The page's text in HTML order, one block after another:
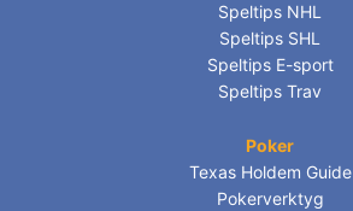
Speltips NHL
Speltips SHL
Speltips E-sport
Speltips Trav
Poker
Texas Holdem Guide
Pokerverktyg